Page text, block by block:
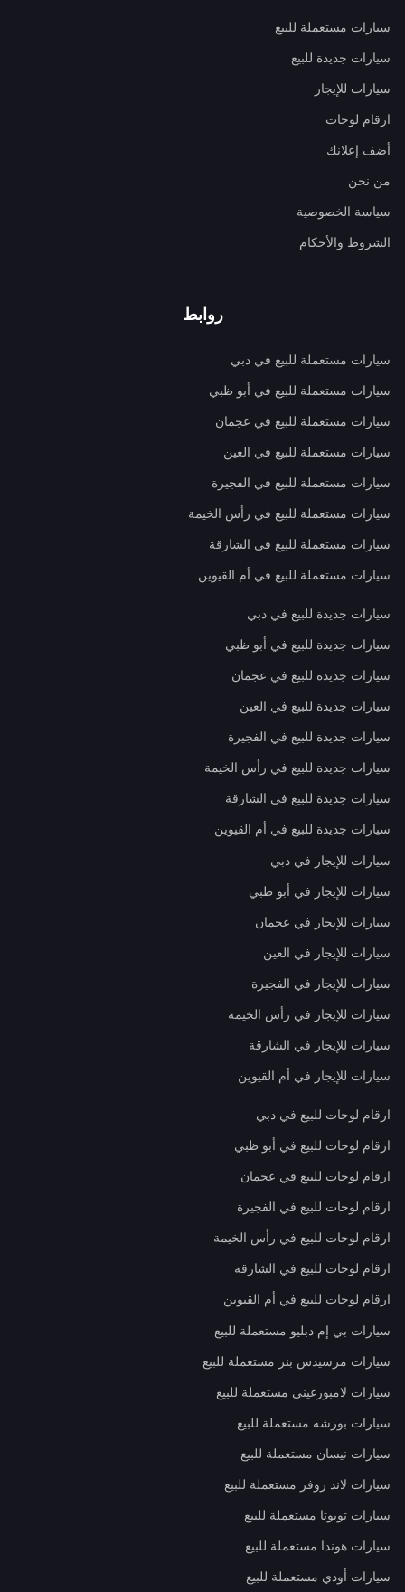
سيارات مستعملة للبيع
سيارات جديدة للبيع
سيارات للإيجار
ارقام لوحات
أضف إعلانك
من نحن
سياسة الخصوصية
الشروط والأحكام
روابط
سيارات مستعملة للبيع في دبي
سيارات مستعملة للبيع في أبو ظبي
سيارات مستعملة للبيع في عجمان
سيارات مستعملة للبيع في العين
سيارات مستعملة للبيع في الفجيرة
سيارات مستعملة للبيع في رأس الخيمة
سيارات مستعملة للبيع في الشارقة
سيارات مستعملة للبيع في أم القيوين
سيارات جديدة للبيع في دبي
سيارات جديدة للبيع في أبو ظبي
سيارات جديدة للبيع في عجمان
سيارات جديدة للبيع في العين
سيارات جديدة للبيع في الفجيرة
سيارات جديدة للبيع في رأس الخيمة
سيارات جديدة للبيع في الشارقة
سيارات جديدة للبيع في أم القيوين
سيارات للإيجار في دبي
سيارات للإيجار في أبو ظبي
سيارات للإيجار في عجمان
سيارات للإيجار في العين
سيارات للإيجار في الفجيرة
سيارات للإيجار في رأس الخيمة
سيارات للإيجار في الشارقة
سيارات للإيجار في أم القيوين
ارقام لوحات للبيع في دبي
ارقام لوحات للبيع في أبو ظبي
ارقام لوحات للبيع في عجمان
ارقام لوحات للبيع في الفجيرة
ارقام لوحات للبيع في رأس الخيمة
ارقام لوحات للبيع في الشارقة
ارقام لوحات للبيع في أم القيوين
سيارات بي إم دبليو مستعملة للبيع
سيارات مرسيدس بنز مستعملة للبيع
سيارات لامبورغيني مستعملة للبيع
سيارات بورشه مستعملة للبيع
سيارات نيسان مستعملة للبيع
سيارات لاند روفر مستعملة للبيع
سيارات تويوتا مستعملة للبيع
سيارات هوندا مستعملة للبيع
سيارات أودي مستعملة للبيع